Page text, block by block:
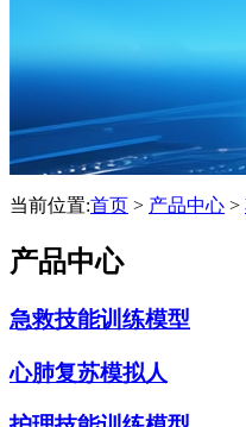
当前位置:首页 > 产品中心 >
产品中心
急救技能训练模型
心肺复苏模拟人